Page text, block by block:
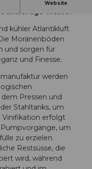
Website
Weine.
kühler Atlantikluft
Moränenböden
und sorgen für
und Finesse.
werden
Pressen und
Stahltanks, um
Vinifikation erfolgt
um
zu erzielen.
Restsüsse, die
wird, während